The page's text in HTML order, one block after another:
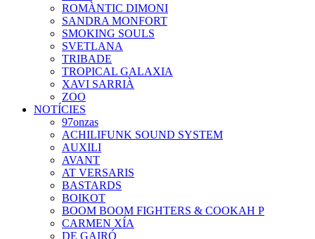
ROMÀNTIC DIMONI
SANDRA MONFORT
SMOKING SOULS
SVETLANA
TRIBADE
TROPICAL GALAXIA
XAVI SARRIÀ
ZOO
NOTÍCIES
97onzas
ACHILIFUNK SOUND SYSTEM
AUXILI
AVANT
AT VERSARIS
BASTARDS
BOIKOT
BOOM BOOM FIGHTERS & COOKAH P
CARMEN XÍA
DE GAIRÓ